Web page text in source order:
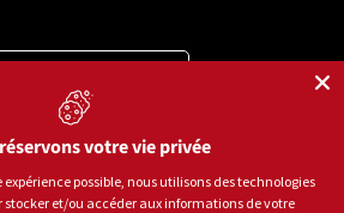
acceptés
votre vie privée
possible, nous utilisons des technologies
stocker et/ou accéder aux informations de votre